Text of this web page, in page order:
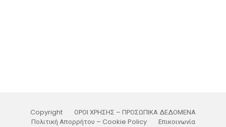
Copyright
ΟΡΟΙ ΧΡΗΣΗΣ – ΠΡΟΣΩΠΙΚΑ ΔΕΔΟΜΕΝΑ
Πολιτική Απορρήτου – Cookie Policy
Επικοινωνία